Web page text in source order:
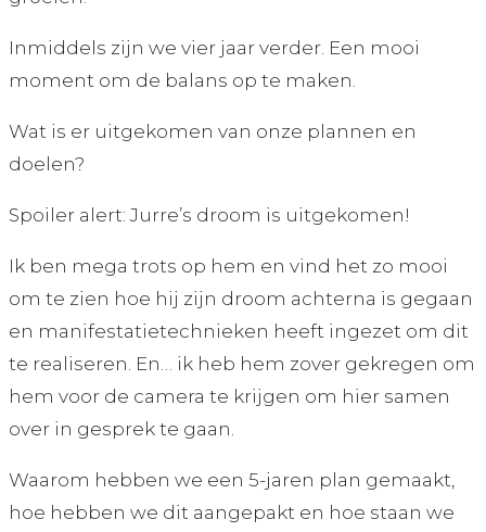
Inmiddels zijn we vier jaar verder. Een mooi
moment om de balans op te maken.
Wat is er uitgekomen van onze plannen en
doelen?
Spoiler alert: Jurre’s droom is uitgekomen!
Ik ben mega trots op hem en vind het zo mooi
om te zien hoe hij zijn droom achterna is gegaan
en manifestatietechnieken heeft ingezet om dit
te realiseren. En… ik heb hem zover gekregen om
hem voor de camera te krijgen om hier samen
over in gesprek te gaan.
Waarom hebben we een 5-jaren plan gemaakt,
hoe hebben we dit aangepakt en hoe staan we